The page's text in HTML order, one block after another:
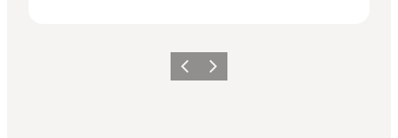
ForrigeNæste